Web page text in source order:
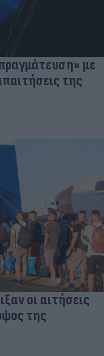
με
της
οι αιτήσεις
της